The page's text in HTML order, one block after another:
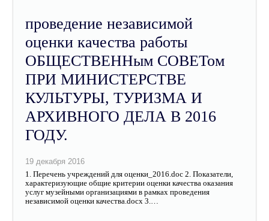
проведение независимой
оценки качества работы
ОБЩЕСТВЕННым СОВЕТом
ПРИ МИНИСТЕРСТВЕ
КУЛЬТУРЫ, ТУРИЗМА И
АРХИВНОГО ДЕЛА В 2016
ГОДУ.
1. Перечень учреждений для оценки_2016.doc 2. Показатели,
характеризующие общие критерии оценки качества оказания
услуг музейными организациями в рамках проведения
независимой оценки качества.docx 3.…